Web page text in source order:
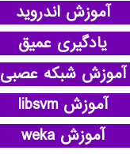
آموزش اندروید
یادگیری عمیق
آموزش شبکه عصبی
آموزش libsvm
آموزش weka